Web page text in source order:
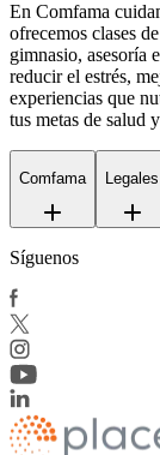
En Comfama
ofrecemos clases
gimnasio, asesoría
reducir el estrés,
experiencias que
tus metas de salud
Comfama Legales
Síguenos